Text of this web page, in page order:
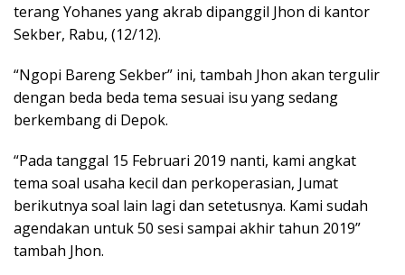
terang Yohanes yang akrab dipanggil Jhon di kantor
Sekber, Rabu, (12/12).
“Ngopi Bareng Sekber” ini, tambah Jhon akan tergulir
dengan beda beda tema sesuai isu yang sedang
berkembang di Depok.
“Pada tanggal 15 Februari 2019 nanti, kami angkat
tema soal usaha kecil dan perkoperasian, Jumat
berikutnya soal lain lagi dan setetusnya. Kami sudah
agendakan untuk 50 sesi sampai akhir tahun 2019”
tambah Jhon.